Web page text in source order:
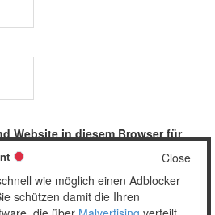
Website in diesem Browser für
speichern.
Close
wie möglich einen Adblocker
schützen damit die Ihren